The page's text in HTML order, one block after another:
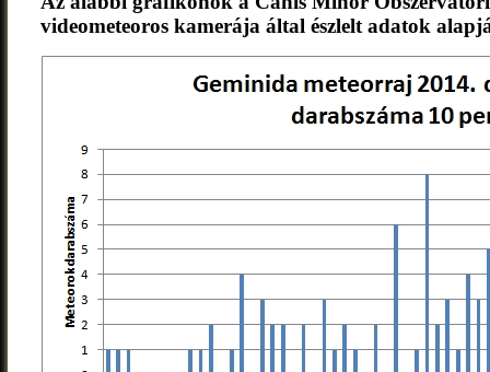
videometeoros kamerája által észlelt adatok